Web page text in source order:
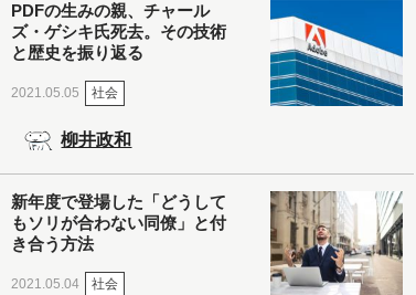
PDFの生みの親、チャール
ズ・ゲシキ氏死去。その技術
と歴史を振り返る
2021.05.05 社会
柳井政和
新年度で登場した「どうして
もソリが合わない同僚」と付
き合う方法
2021.05.04 社会